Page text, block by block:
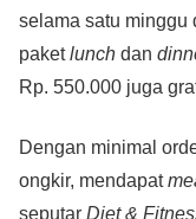
selama satu minggu
paketlunch dan
Rp. 550.000 juga
Dengan minimal
ongkir, mendapat
seputar Diet &